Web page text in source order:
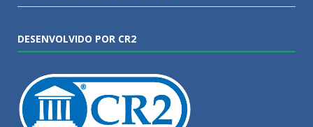
DESENVOLVIDO POR CR2